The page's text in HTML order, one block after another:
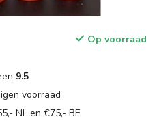
Op voorraad
9.5
voorraad
NL en €75,- BE